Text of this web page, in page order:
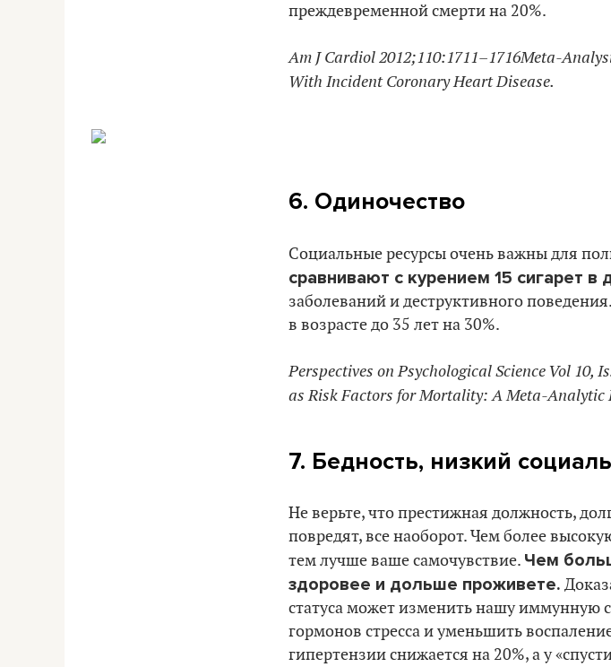
преждевременной смерти на 20%.
Am J Cardiol 2012;110:1711–1716Meta-
With Incident Coronary Heart Disease.
6. Одиночество
Социальные ресурсы очень важны для
сравнивают с курением 15 сигарет в
заболеваний и деструктивного
в возрасте до 35 лет на 30%.
Perspectives on Psychological Science Vol 10,
as Risk Factors for Mortality: A Meta-Analytic
7. Бедность, низкий
Не верьте, что престижная должность,
повредят, все наоборот. Чем более
тем лучше ваше самочувствие. Чем
здоровее и дольше проживете.
статуса может изменить нашу иммунную
гормонов стресса и уменьшить
гипертензии снижается на 20%, а у